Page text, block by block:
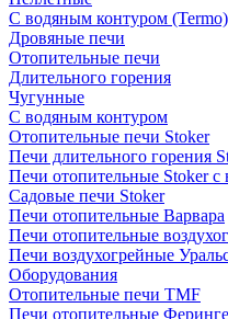
С водяным контуром (Termo)
Дровяные печи
Отопительные печи
Длительного горения
Чугунные
C водяным контуром
Отопительные печи Stoker
Печи длительного горения
Печи отопительные Stoker
Садовые печи Stoker
Печи отопительные Варвара
Печи отопительные
Печи воздухогрейные
Оборудования
Отопительные печи TMF
Печи отопительные